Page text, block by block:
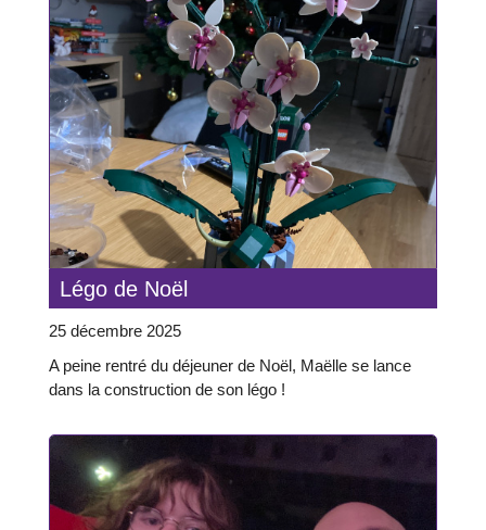
Légo de Noël
25 décembre 2025
A peine rentré du déjeuner de Noël, Maëlle se lance
dans la construction de son légo !